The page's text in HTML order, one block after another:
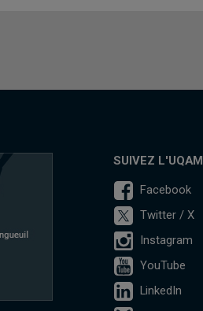
SUIVEZ L'UQAM
Facebook
Twitter / X
Instagram
YouTube
LinkedIn